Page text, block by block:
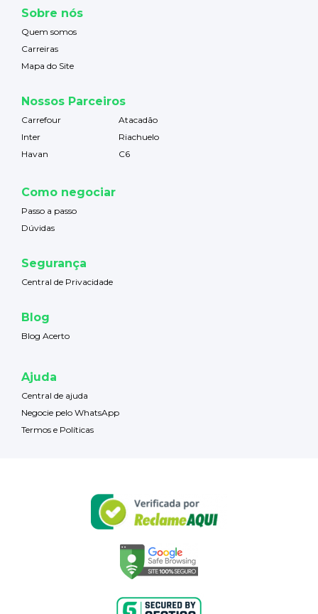
Sobre nós
Quem somos
Carreiras
Mapa do Site
Nossos Parceiros
Carrefour
Atacadão
Inter
Riachuelo
Havan
C6
Como negociar
Passo a passo
Dúvidas
Segurança
Central de Privacidade
Blog
Blog Acerto
Ajuda
Central de ajuda
Negocie pelo WhatsApp
Termos e Políticas